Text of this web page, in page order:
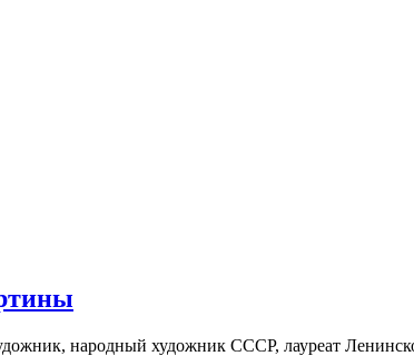
народный художник СССР, лауреат